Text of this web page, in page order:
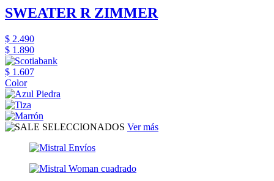
SWEATER R ZIMMER
$ 2.490
$ 1.890
$ 1.607
Color
Ver más